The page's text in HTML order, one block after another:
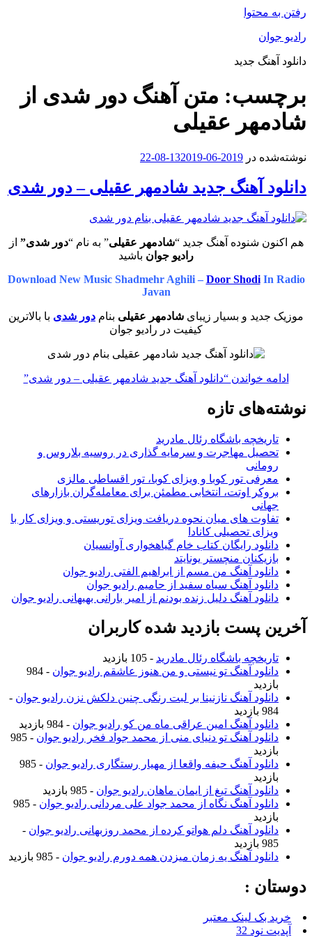
رفتن به محتوا
رادیو جوان
دانلود آهنگ جدید
برچسب: متن آهنگ دور شدی از
شادمهر عقیلی
نوشته‌شده در 2019-06-13
2019-08-22
دانلود آهنگ جدید شادمهر عقیلی – دور شدی
هم اکنون شنوده آهنگ جدید “شادمهر عقیلی” به نام “دور شدی” از
رادیو جوان باشید
Download New Music Shadmehr Aghili – Door ShodiIn Radio
Javan
موزیک جدید و بسیار زیبای شادمهر عقیلی بنام دور شدی با بالاترین
کیفیت در رادیو جوان
ادامه خواندن “دانلود آهنگ جدید شادمهر عقیلی – دور شدی”
نوشته‌های تازه
تاریخچه باشگاه رئال مادرید
تحصیل مهاجرت و سرمایه گذاری در روسیه بلاروس و
رومانی
معرفی تور کوبا و ویزای کوبا، تور اقساطی مالزی
بروکر اوتت، انتخابی مطمئن برای معامله‌گران بازارهای
جهانی
تفاوت های میان نحوه دریافت ویزای توریستی و ویزای کار با
ویزای تحصیلی کانادا
دانلود رایگان کتاب خام گیاهخواری آوانسیان
بازیکنان منچستر یونایتد
دانلود آهنگ من مسم از ابراهیم الفتی رادیو جوان
دانلود آهنگ سیاه سفید از حامیم رادیو جوان
دانلود آهنگ دلیل زنده بودنم از امیر بارانی بهبهانی رادیو جوان
آخرین پست بازدید شده کاربران
تاریخچه باشگاه رئال مادرید - 105 بازدید
دانلود آهنگ تو نیستی و من هنوز عاشقم رادیو جوان
- 984
بازدید
دانلود آهنگ نازنینا بر لبت رنگی چنین دلکش نزن رادیو جوان -
984 بازدید
دانلود آهنگ امین عراقی ماه من کو رادیو جوان - 984 بازدید
دانلود آهنگ تو دنیای منی از محمد جواد فخر رادیو جوان
- 985
بازدید
دانلود آهنگ حیفه واقعا از مهیار رستگاری رادیو جوان
- 985
بازدید
دانلود آهنگ تیغ از ایمان ماهان رادیو جوان - 985 بازدید
دانلود آهنگ نگاه از محمد جواد علی مردانی رادیو جوان
- 985
بازدید
دانلود آهنگ دلم هواتو کرده از محمد روزبهانی رادیو جوان -
985 بازدید
دانلود آهنگ یه زمان میزدن همه دورم رادیو جوان - 985 بازدید
دوستان :
خرید بک لینک معتبر
آپدیت نود 32